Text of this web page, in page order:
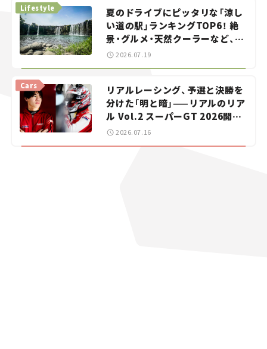
夏のドライブにピッタリな「涼し
い道の駅」ランキングTOP6！ 絶
景・グルメ・天然クーラーなど、避
暑におすすめのスポットを紹介
Lifestyle
2026.07.19
リアルレーシング、予選と決勝を
分けた「明と暗」——リアルのリア
ル Vol.2 スーパーGT 2026開幕
戦 岡山国際サーキット
Cars
2026.07.16